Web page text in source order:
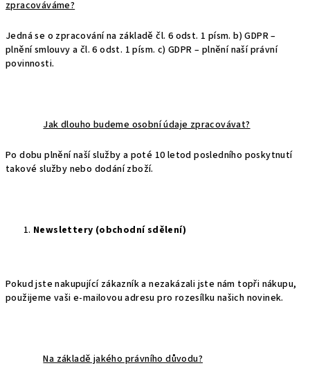
zpracováváme?
Jedná se o zpracování na základě čl. 6 odst. 1 písm. b) GDPR –
plnění smlouvy a čl. 6 odst. 1 písm. c) GDPR – plnění naší právní
povinnosti.
Jak dlouho budeme osobní údaje zpracovávat?
Po dobu plnění naší služby a poté 10 letod posledního poskytnutí
takové služby nebo dodání zboží.
Newslettery (obchodní sdělení)
Pokud jste nakupující zákazník a nezakázali jste nám topři nákupu,
použijeme vaši e-mailovou adresu pro rozesílku našich novinek.
Na základě jakého právního důvodu?